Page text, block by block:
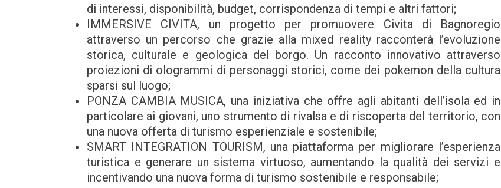
di interessi, disponibilità, budget, corrispondenza di tempi e altri fattori;
IMMERSIVE CIVITA, un progetto per promuovere Civita di Bagnoregio
attraverso un percorso che grazie alla mixed reality racconterà l’evoluzione
storica, culturale e geologica del borgo. Un racconto innovativo attraverso
proiezioni di ologrammi di personaggi storici, come dei pokemon della cultura
sparsi sul luogo;
PONZA CAMBIA MUSICA, una iniziativa che offre agli abitanti dell’isola ed in
particolare ai giovani, uno strumento di rivalsa e di riscoperta del territorio, con
una nuova offerta di turismo esperienziale e sostenibile;
SMART INTEGRATION TOURISM, una piattaforma per migliorare l’esperienza
turistica e generare un sistema virtuoso, aumentando la qualità dei servizi e
incentivando una nuova forma di turismo sostenibile e responsabile;